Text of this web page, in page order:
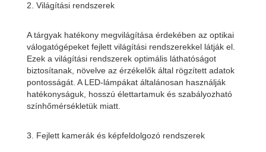
2. Világítási rendszerek
A tárgyak hatékony megvilágítása érdekében az optikai
válogatógépeket fejlett világítási rendszerekkel látják el.
Ezek a világítási rendszerek optimális láthatóságot
biztosítanak, növelve az érzékelők által rögzített adatok
pontosságát. A LED-lámpákat általánosan használják
hatékonyságuk, hosszú élettartamuk és szabályozható
színhőmérsékletük miatt.
3. Fejlett kamerák és képfeldolgozó rendszerek